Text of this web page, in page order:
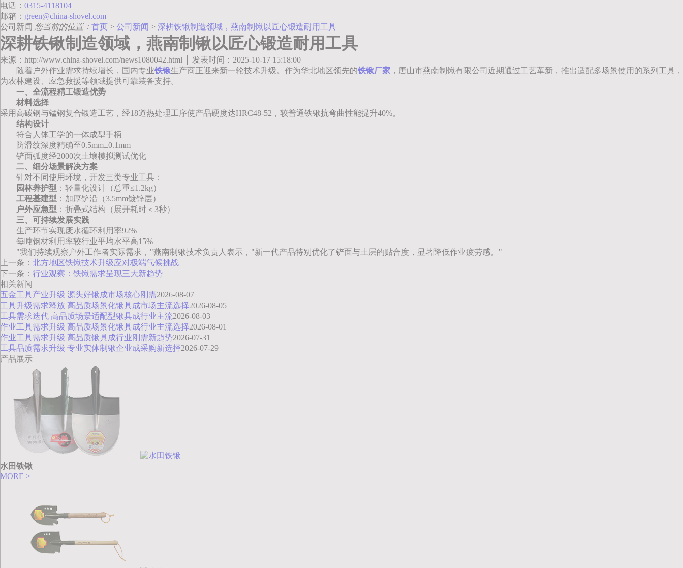
电话： 0315-4118104
邮箱： green@china-shovel.com
公司新闻 您当前的位置： 首页 > 公司新闻 > 深耕铁锹制造领域，燕南制锹以匠心锻造耐用工具
深耕铁锹制造领域，燕南制锹以匠心锻造耐用工具
来源：http://www.china-shovel.com/news1080042.html │ 发表时间：2025-10-17 15:18:00
随着户外作业需求持续增长，国内专业铁锹生产商正迎来新一轮技术升级。作为华北地区领先的铁锹厂家 ，唐山市燕南制锹有限公司近期通过工艺革新，推出适配多场景使用的系列工具，
为农林建设、应急救援等领域提供可靠装备支持。
一、全流程精工锻造优势
材料选择
采用高碳钢与锰钢复合锻造工艺，经18道热处理工序使产品硬度达HRC48-52，较普通铁锹抗弯曲性能提升40%。
结构设计
符合人体工学的一体成型手柄
防滑纹深度精确至0.5mm±0.1mm
铲面弧度经2000次土壤模拟测试优化
二、细分场景解决方案
针对不同使用环境，开发三类专业工具：
园林养护型 ：轻量化设计（总重≤1.2kg）
工程基建型 ：加厚铲沿（3.5mm镀锌层）
户外应急型 ：折叠式结构（展开耗时＜3秒）
三、可持续发展实践
生产环节实现废水循环利用率92%
每吨钢材利用率较行业平均水平高15%
"我们持续观察户外工作者实际需求，"燕南制锹技术负责人表示，"新一代产品特别优化了铲面与土层的贴合度，显著降低作业疲劳感。"
上一条： 北方地区铁锹技术升级应对极端气候挑战
下一条： 行业观察：铁锹需求呈现三大新趋势
相关新闻
五金工具产业升级 源头好锹成市场核心刚需2026-08-07
工具升级需求释放 高品质场景化锹具成市场主流选择2026-08-05
工具需求迭代 高品质场景适配型锹具成行业主流2026-08-03
作业工具需求升级 高品质场景化锹具成行业主流选择2026-08-01
作业工具需求升级 高品质锹具成行业刚需新趋势2026-07-31
工具品质需求升级 专业实体制锹企业成采购新选择2026-07-29
产品展示
水田铁锹
MORE >